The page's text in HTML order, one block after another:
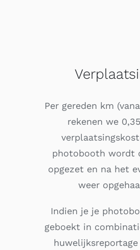
Per gereden km
rekenen we
photobooth wordt
opgezet en na het
weer
Indien je je
geboekt in
huwelijksreportage